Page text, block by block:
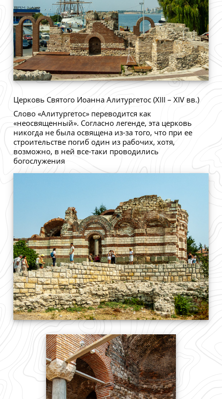
Церковь Святого Иоанна Алитургетос (XIII – XIV вв.)
Слово «Алитургетос» переводится как
«неосвященный». Согласно легенде, эта церковь
никогда не была освящена из-за того, что при ее
строительстве погиб один из рабочих, хотя,
возможно, в ней все-таки проводились
богослужения